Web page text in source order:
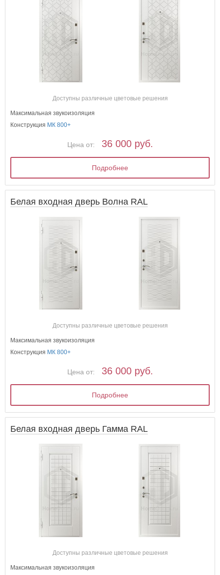
Доступны различные цветовые решения
Максимальная звукоизоляция
Конструкция МК 800+
Цена от: 36 000 руб.
Подробнее
Белая входная дверь Волна RAL
Доступны различные цветовые решения
Максимальная звукоизоляция
Конструкция МК 800+
Цена от: 36 000 руб.
Подробнее
Белая входная дверь Гамма RAL
Доступны различные цветовые решения
Максимальная звукоизоляция